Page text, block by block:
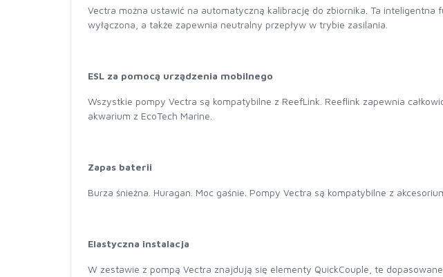
Vectra można ustawić na automatyczną kalibrację do zbiornika. Ta
wyłączona, a także zapewnia neutralny przepływ w trybie zasilania.
ESL za pomocą urządzenia mobilnego
Wszystkie pompy Vectra są kompatybilne z ReefLink. Reeflink zapewnia
akwarium z EcoTech Marine.
Zapas baterii
Burza śnieżna. Huragan. Moc gaśnie. Pompy Vectra są kompatybilne z
Elastyczna instalacja
W zestawie z pompą Vectra znajdują się elementy QuickCouple, te